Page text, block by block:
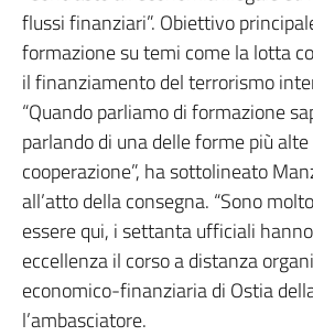
flussi finanziari”. Obiettivo
formazione su temi come la lotta
il finanziamento del terrorismo
“Quando parliamo di formazione
parlando di una delle forme più
cooperazione”, ha sottolineato
all’atto della consegna. “Sono
essere qui, i settanta ufficiali
eccellenza il corso a distanza
economico-finanziaria di Ostia
l’ambasciatore.